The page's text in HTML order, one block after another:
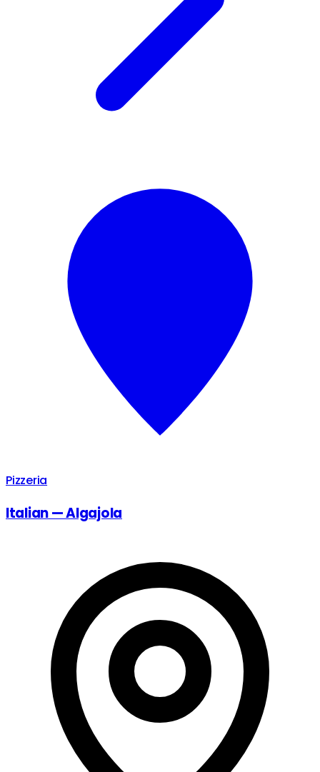
Pizzeria
Italian — Algajola